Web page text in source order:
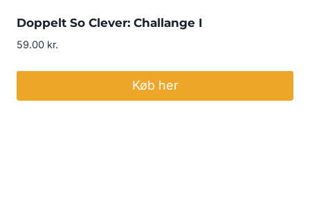
Doppelt So Clever: Challange I
59.00 kr.
Køb her